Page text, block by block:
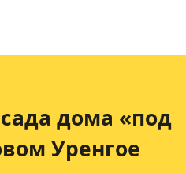
дома «под
Уренгое